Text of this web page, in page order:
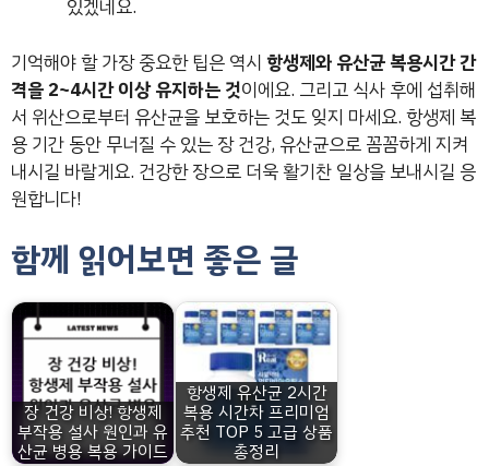
있겠네요.
기억해야 할 가장 중요한 팁은 역시 항생제와 유산균 복용시간 간
격을 2~4시간 이상 유지하는 것이에요. 그리고 식사 후에 섭취해
서 위산으로부터 유산균을 보호하는 것도 잊지 마세요. 항생제 복
용 기간 동안 무너질 수 있는 장 건강, 유산균으로 꼼꼼하게 지켜
내시길 바랄게요. 건강한 장으로 더욱 활기찬 일상을 보내시길 응
원합니다!
함께 읽어보면 좋은 글
장 건강 비상! 항생제
부작용 설사 원인과 유
산균 병용 복용 가이드
항생제 유산균 2시간
복용 시간차 프리미엄
추천 TOP 5 고급 상품
총정리